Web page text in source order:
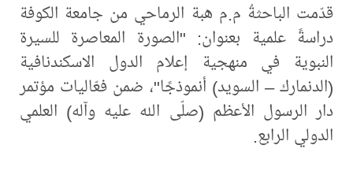
قدّمت الباحثةُ م.م هبة الرماحي من جامعة الكوفة
دراسةً علمية بعنوان: "الصورة المعاصرة للسيرة
النبوية في منهجية إعلام الدول الاسكندنافية
(الدنمارك – السويد) أنموذجًا"، ضمن فعّاليات مؤتمر
دار الرسول الأعظم (صلّى الله عليه وآله) العلمي
الدولي الرابع.